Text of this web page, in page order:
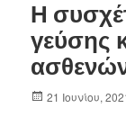
Η
γεύσης
21 Ιουνίου,